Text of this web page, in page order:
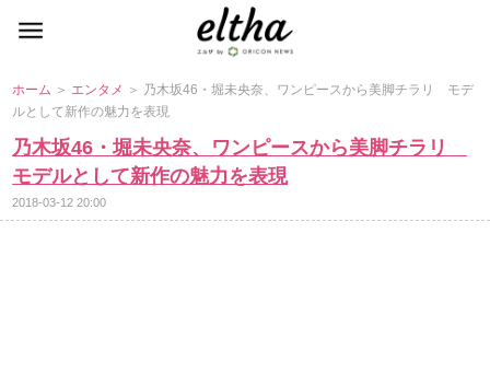
ホーム ＞ エンタメ ＞ 乃木坂46・堀未央奈、ワンピースから美脚チラリ モデ
ルとして新作の魅力を表現
乃木坂46・堀未央奈、ワンピースから美脚チラリ
モデルとして新作の魅力を表現
2018-03-12 20:00